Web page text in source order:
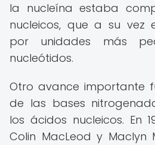
la nucleína estaba
nucleicos, que a su vez
por unidades más
nucleótidos.
Otro avance importante
de las bases
los ácidos nucleicos. En
Colin MacLeod y Maclyn